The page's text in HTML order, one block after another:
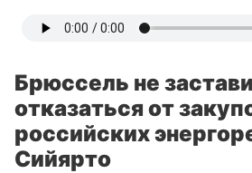
Брюссель не
отказаться от
российских
Сийярто